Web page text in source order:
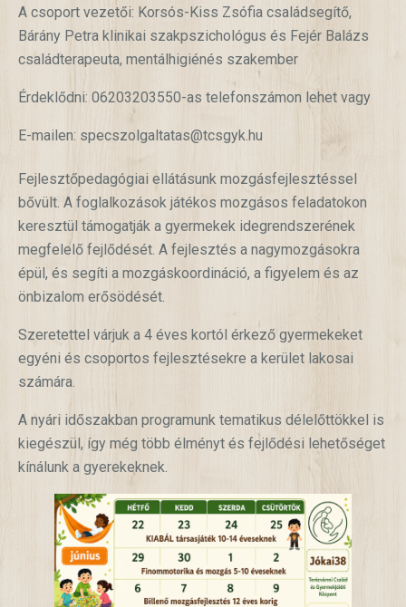
A csoport vezetői: Korsós-Kiss Zsófia családsegítő,
Bárány Petra klinikai szakpszichológus és Fejér Balázs
családterapeuta, mentálhigiénés szakember
Érdeklődni: 06203203550-as telefonszámon lehet vagy
E-mailen: specszolgaltatas@tcsgyk.hu
Fejlesztőpedagógiai ellátásunk mozgásfejlesztéssel
bővült. A foglalkozások játékos mozgásos feladatokon
keresztül támogatják a gyermekek idegrendszerének
megfelelő fejlődését. A fejlesztés a nagymozgásokra
épül, és segíti a mozgáskoordináció, a figyelem és az
önbizalom erősödését.
Szeretettel várjuk a 4 éves kortól érkező gyermekeket
egyéni és csoportos fejlesztésekre a kerület lakosai
számára.
A nyári időszakban programunk tematikus délelőttökkel is
kiegészül, így még több élményt és fejlődési lehetőséget
kínálunk a gyerekeknek.